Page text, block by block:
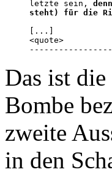
letzte sein,
steht) für die
[...]
<quote>
Das ist
Bombe
zweite
in den